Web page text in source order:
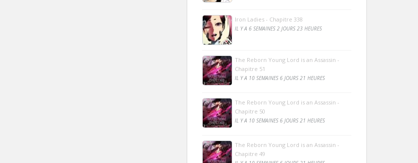
Iron Ladies - Chapitre 338
IL Y A 6 SEMAINES 2 JOURS 23 HEURES
The Reborn Young Lord is an Assassin -
Chapitre 51
IL Y A 10 SEMAINES 6 JOURS 21 HEURES
The Reborn Young Lord is an Assassin -
Chapitre 50
IL Y A 10 SEMAINES 6 JOURS 21 HEURES
The Reborn Young Lord is an Assassin -
Chapitre 49